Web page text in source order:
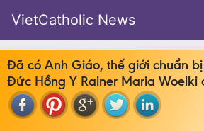
VietCatholic News
Đã có Anh Giáo, thế giới chuẩn
Đức Hồng Y Rainer Maria Woelki